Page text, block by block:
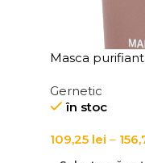
Masca
Gernetic
în stoc
109,25 lei –